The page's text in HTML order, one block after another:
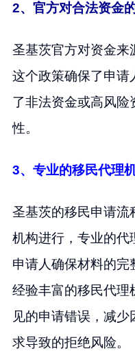
2、官方对合法资金
圣基茨官方对资金来
这个政策确保了申请
了非法资金或高风险
性。
3、专业的移民代理
圣基茨的移民申请流
机构进行，专业的代
申请人确保材料的完
经验丰富的移民代理
见的申请错误，减
求导致的拒绝风险。